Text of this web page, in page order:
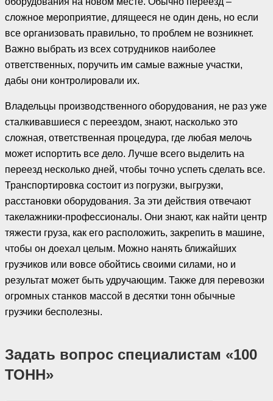
сложное мероприятие, длящееся не один день, но если
все организовать правильно, то проблем не возникнет.
Важно выбрать из всех сотрудников наиболее
ответственных, поручить им самые важные участки,
дабы они контролировали их.
Владельцы производственного оборудования, не раз уже
сталкивавшиеся с переездом, знают, насколько это
сложная, ответственная процедура, где любая мелочь
может испортить все дело. Лучше всего выделить на
переезд несколько дней, чтобы точно успеть сделать все.
Транспортировка состоит из погрузки, выгрузки,
расстановки оборудования. За эти действия отвечают
такелажники-профессионалы. Они знают, как найти центр
тяжести груза, как его расположить, закрепить в машине,
чтобы он доехал целым. Можно нанять ближайших
грузчиков или вовсе обойтись своими силами, но и
результат может быть удручающим. Также для перевозки
огромных станков массой в десятки тонн обычные
грузчики бесполезны.
Задать вопрос специалистам «100
ТОНН»